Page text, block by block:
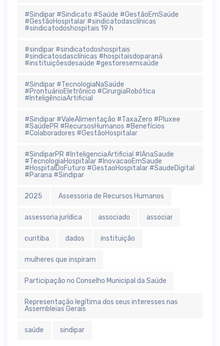
#Sindipar #Sindicato #Saúde #GestãoEmSaúde
#GestãoHospitalar #sindicatodasclínicas
#sindicatodoshospitais 19 h
#sindipar #sindicatodoshospitais
#sindicatosdasclínicas #hospitaisdoparaná
#instituiçõesdesaúde #gestoresemsaúde
#Sindipar #TecnologiaNaSaúde
#ProntuárioEletrônico #CirurgiaRobótica
#InteligênciaArtificial
#Sindipar #ValeAlimentação #TaxaZero #Pluxee
#SaúdePR #RecursosHumanos #Benefícios
#Colaboradores #GestãoHospitalar
#SindiparPR #InteligenciaArtificial #IAnaSaude
#TecnologiaHospitalar #InovacaoEmSaude
#HospitalDoFuturo #GestaoHospitalar #SaudeDigital
#Parana #Sindipar
2025 Assessoria de Recursos Humanos
assessoria jurídica associado associar
curitiba dados instituição
mulheres que inspiram
Participação no Conselho Municipal da Saúde
Representação legítima dos seus interesses nas
Assembleias Gerais
saúde sindipar